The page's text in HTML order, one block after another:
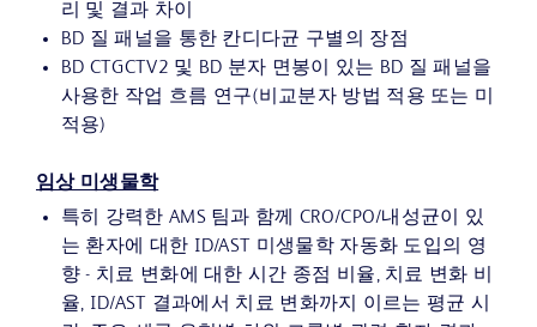
리 및 결과 차이
BD 질 패널을 통한 칸디다균 구별의 장점
BD CTGCTV2 및 BD 분자 면봉이 있는 BD 질 패널을
사용한 작업 흐름 연구(비교분자 방법 적용 또는 미
적용)
임상 미생물학
특히 강력한 AMS 팀과 함께 CRO/CPO/내성균이 있
는 환자에 대한 ID/AST 미생물학 자동화 도입의 영
향 - 치료 변화에 대한 시간 종점 비율, 치료 변화 비
율, ID/AST 결과에서 치료 변화까지 이르는 평균 시